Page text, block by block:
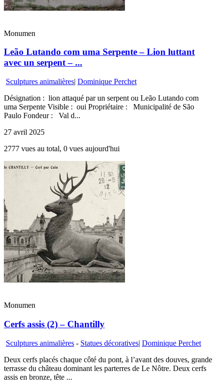
Monumen
Leão Lutando com uma Serpente – Lion luttant
avec un serpent – ...
Sculptures animalières| Dominique Perchet
Désignation : lion attaqué par un serpent ou Leão Lutando com
uma Serpente Visible : oui Propriétaire : Municipalité de São
Paulo Fondeur : Val d...
27 avril 2025
2777 vues au total, 0 vues aujourd'hui
Monumen
Cerfs assis (2) – Chantilly
Sculptures animalières - Statues décoratives| Dominique Perchet
Deux cerfs placés chaque côté du pont, à l’avant des douves, grande
terrasse du château dominant les parterres de Le Nôtre. Deux cerfs
assis en bronze, tête ...